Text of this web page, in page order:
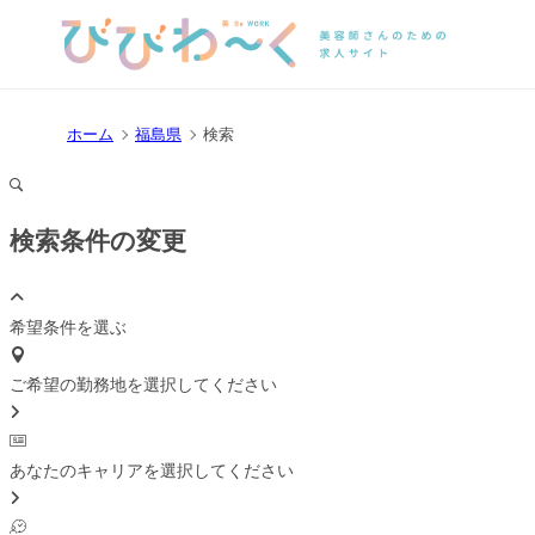
ホーム 福島県 検索
検索条件の変更
希望条件を選ぶ
ご希望の勤務地を選択してください
あなたのキャリアを選択してください